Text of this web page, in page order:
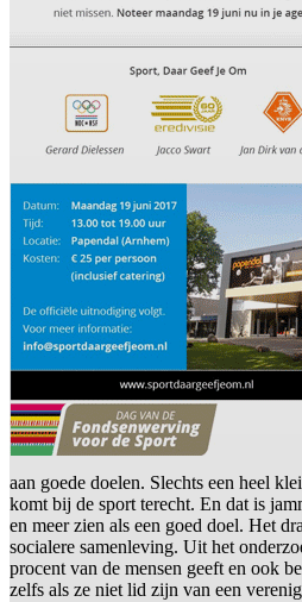
aan goede doelen. Slechts een heel
komt bij de sport terecht. En dat is
en meer zien als een goed doel. Het
socialere samenleving. Uit het
procent van de mensen geeft en ook
zelfs als ze niet lid zijn van een